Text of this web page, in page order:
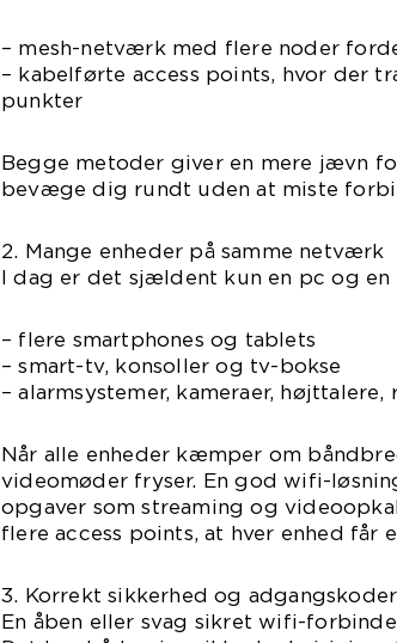
– mesh-netværk med flere noder
– kabelførte access points, hvor der
punkter
Begge metoder giver en mere jævn
bevæge dig rundt uden at miste
2. Mange enheder på samme netværk
I dag er det sjældent kun en pc og en
– flere smartphones og tablets
– smart-tv, konsoller og tv-bokse
– alarmsystemer, kameraer,
Når alle enheder kæmper om
videomøder fryser. En god wifi-
opgaver som streaming og
flere access points, at hver enhed får
3. Korrekt sikkerhed og adgangskoder
En åben eller svag sikret wifi-